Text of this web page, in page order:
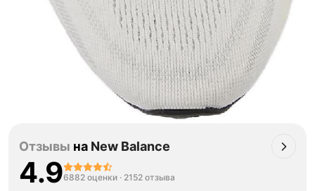
Отзывы на New Balance
4.96882 оценки · 2152 отзыва